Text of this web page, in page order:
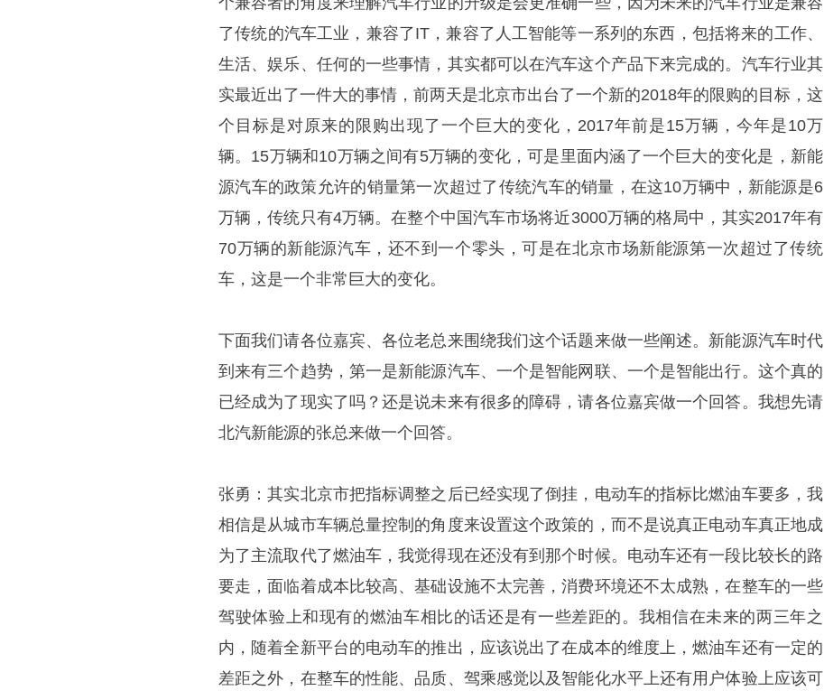
了传统的汽车工业，兼容了IT，兼容了人工智能等一系列的东西，包括将来的工作、
生活、娱乐、任何的一些事情，其实都可以在汽车这个产品下来完成的。汽车行业其
实最近出了一件大的事情，前两天是北京市出台了一个新的2018年的限购的目标，这
个目标是对原来的限购出现了一个巨大的变化，2017年前是15万辆，今年是10万
辆。15万辆和10万辆之间有5万辆的变化，可是里面内涵了一个巨大的变化是，新能
源汽车的政策允许的销量第一次超过了传统汽车的销量，在这10万辆中，新能源是6
万辆，传统只有4万辆。在整个中国汽车市场将近3000万辆的格局中，其实2017年有
70万辆的新能源汽车，还不到一个零头，可是在北京市场新能源第一次超过了传统
车，这是一个非常巨大的变化。
下面我们请各位嘉宾、各位老总来围绕我们这个话题来做一些阐述。新能源汽车时代
到来有三个趋势，第一是新能源汽车、一个是智能网联、一个是智能出行。这个真的
已经成为了现实了吗？还是说未来有很多的障碍，请各位嘉宾做一个回答。我想先请
北汽新能源的张总来做一个回答。
张勇：其实北京市把指标调整之后已经实现了倒挂，电动车的指标比燃油车要多，我
相信是从城市车辆总量控制的角度来设置这个政策的，而不是说真正电动车真正地成
为了主流取代了燃油车，我觉得现在还没有到那个时候。电动车还有一段比较长的路
要走，面临着成本比较高、基础设施不太完善，消费环境还不太成熟，在整车的一些
驾驶体验上和现有的燃油车相比的话还是有一些差距的。我相信在未来的两三年之
内，随着全新平台的电动车的推出，应该说出了在成本的维度上，燃油车还有一定的
差距之外，在整车的性能、品质、驾乘感觉以及智能化水平上还有用户体验上应该可